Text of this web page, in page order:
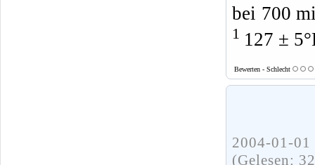
bei 700
1 127 ±
Bewerten - Schlecht
2004-01-
(Gelesen: